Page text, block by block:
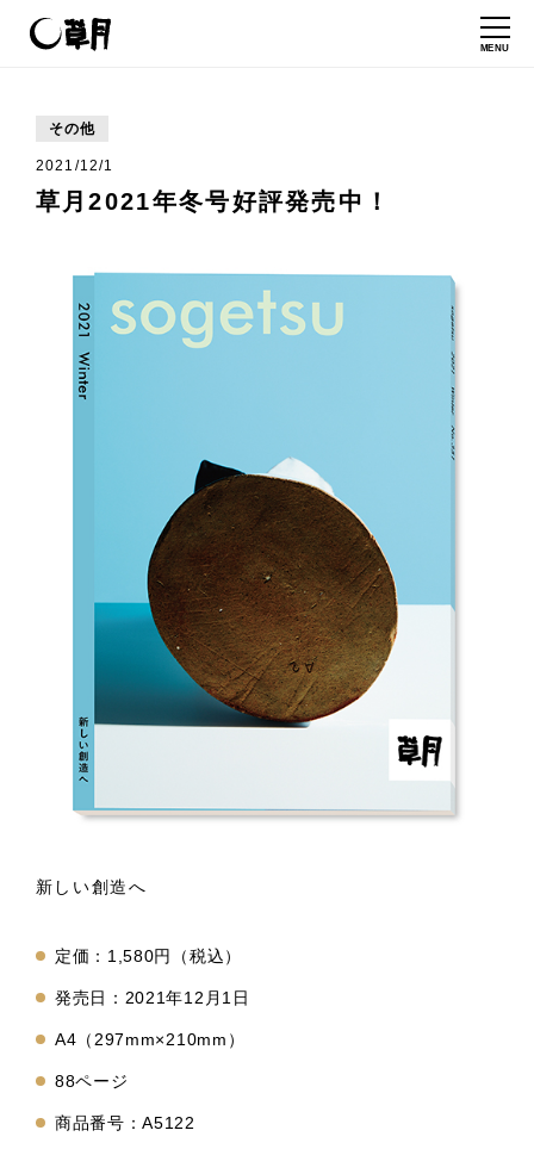
MENU
その他
2021/12/1
草月2021年冬号好評発売中！
新しい創造へ
定価：1,580円（税込）
発売日：2021年12月1日
A4（297mm×210mm）
88ページ
商品番号：A5122